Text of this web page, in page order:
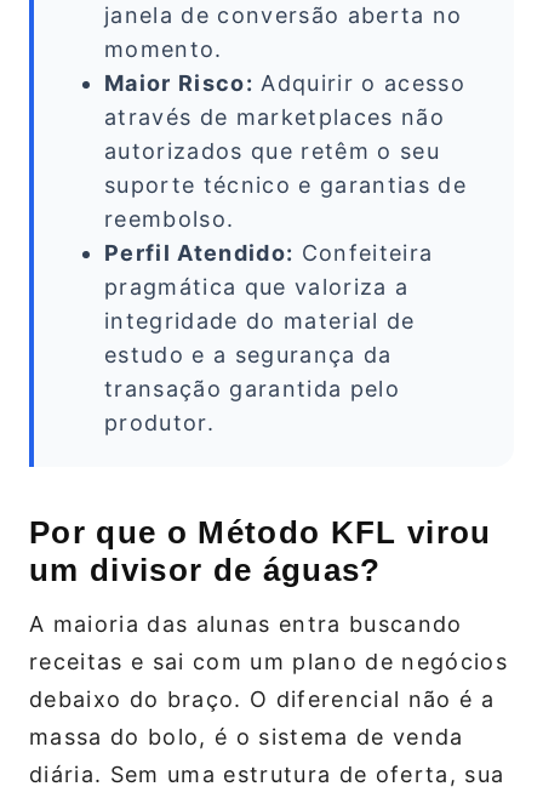
janela de conversão aberta no
momento.
Maior Risco: Adquirir o acesso
através de marketplaces não
autorizados que retêm o seu
suporte técnico e garantias de
reembolso.
Perfil Atendido: Confeiteira
pragmática que valoriza a
integridade do material de
estudo e a segurança da
transação garantida pelo
produtor.
Por que o Método KFL virou
um divisor de águas?
A maioria das alunas entra buscando
receitas e sai com um plano de negócios
debaixo do braço. O diferencial não é a
massa do bolo, é o sistema de venda
diária. Sem uma estrutura de oferta, sua